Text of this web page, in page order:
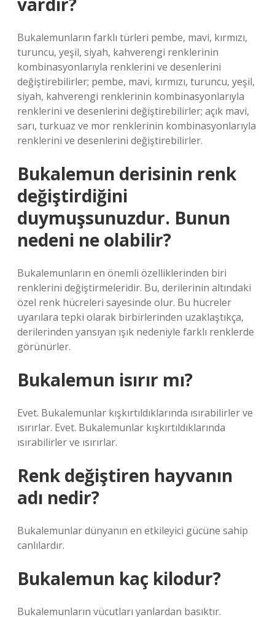
Bukalemunların farklı türleri pembe, mavi, kırmızı,
turuncu, yeşil, siyah, kahverengi renklerinin
kombinasyonlarıyla renklerini ve desenlerini
değiştirebilirler; pembe, mavi, kırmızı, turuncu, yeşil,
siyah, kahverengi renklerinin kombinasyonlarıyla
renklerini ve desenlerini değiştirebilirler; açık mavi,
sarı, turkuaz ve mor renklerinin kombinasyonlarıyla
renklerini ve desenlerini değiştirebilirler.
Bukalemun derisinin renk
değiştirdiğini
duymuşsunuzdur. Bunun
nedeni ne olabilir?
Bukalemunların en önemli özelliklerinden biri
renklerini değiştirmeleridir. Bu, derilerinin altındaki
özel renk hücreleri sayesinde olur. Bu hücreler
uyarılara tepki olarak birbirlerinden uzaklaştıkça,
derilerinden yansıyan ışık nedeniyle farklı renklerde
görünürler.
Bukalemun isırır mı?
Evet. Bukalemunlar kışkırtıldıklarında ısırabilirler ve
ısırırlar. Evet. Bukalemunlar kışkırtıldıklarında
ısırabilirler ve ısırırlar.
Renk değiştiren hayvanın
adı nedir?
Bukalemunlar dünyanın en etkileyici gücüne sahip
canlılardır.
Bukalemun kaç kilodur?
Bukalemunların vücutları yanlardan basıktır.